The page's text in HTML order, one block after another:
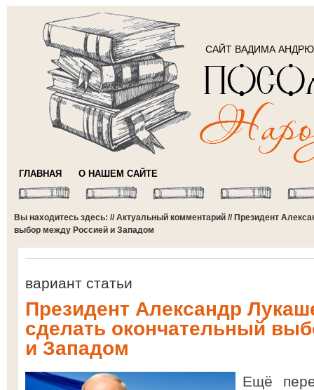
САЙТ ВАДИМА
ГЛАВНАЯ О НАШЕМ САЙТЕ
Вы находитесь здесь: //Актуальный комментарий // Президент
выбор между Россией и Западом
вариант статьи
Президент Александр
сделать окончательный
и Западом
Ещё